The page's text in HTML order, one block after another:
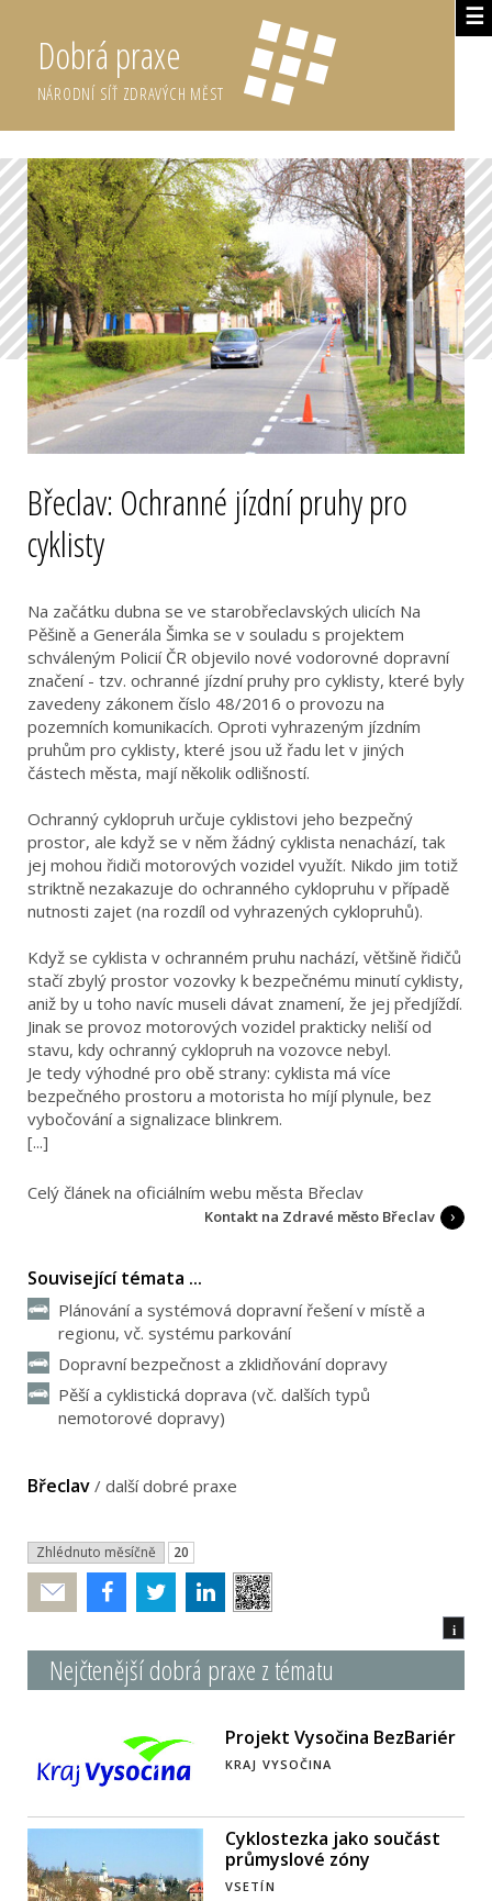
☰
Dobrá praxe
NÁRODNÍ SÍŤ ZDRAVÝCH MĚST
Břeclav: Ochranné jízdní pruhy pro
cyklisty
Na začátku dubna se ve starobřeclavských ulicích Na
Pěšině a Generála Šimka se v souladu s projektem
schváleným Policií ČR objevilo nové vodorovné dopravní
značení - tzv. ochranné jízdní pruhy pro cyklisty, které byly
zavedeny zákonem číslo 48/2016 o provozu na
pozemních komunikacích. Oproti vyhrazeným jízdním
pruhům pro cyklisty, které jsou už řadu let v jiných
částech města, mají několik odlišností.
Ochranný cyklopruh určuje cyklistovi jeho bezpečný
prostor, ale když se v něm žádný cyklista nenachází, tak
jej mohou řidiči motorových vozidel využít. Nikdo jim totiž
striktně nezakazuje do ochranného cyklopruhu v případě
nutnosti zajet (na rozdíl od vyhrazených cyklopruhů).
Když se cyklista v ochranném pruhu nachází, většině řidičů
stačí zbylý prostor vozovky k bezpečnému minutí cyklisty,
aniž by u toho navíc museli dávat znamení, že jej předjíždí.
Jinak se provoz motorových vozidel prakticky neliší od
stavu, kdy ochranný cyklopruh na vozovce nebyl.
Je tedy výhodné pro obě strany: cyklista má více
bezpečného prostoru a motorista ho míjí plynule, bez
vybočování a signalizace blinkrem.
[...]
Celý článek na oficiálním webu města Břeclav
Kontakt na Zdravé město Břeclav
Související témata ...
Plánování a systémová dopravní řešení v místě a
regionu, vč. systému parkování
Dopravní bezpečnost a zklidňování dopravy
Pěší a cyklistická doprava (vč. dalších typů
nemotorové dopravy)
Břeclav / další dobré praxe
Zhlédnuto měsíčně 20
Poslat
i
Nejčtenější dobrá praxe z tématu
Projekt Vysočina BezBariér
KRAJ VYSOČINA
Cyklostezka jako součást
průmyslové zóny
VSETÍN